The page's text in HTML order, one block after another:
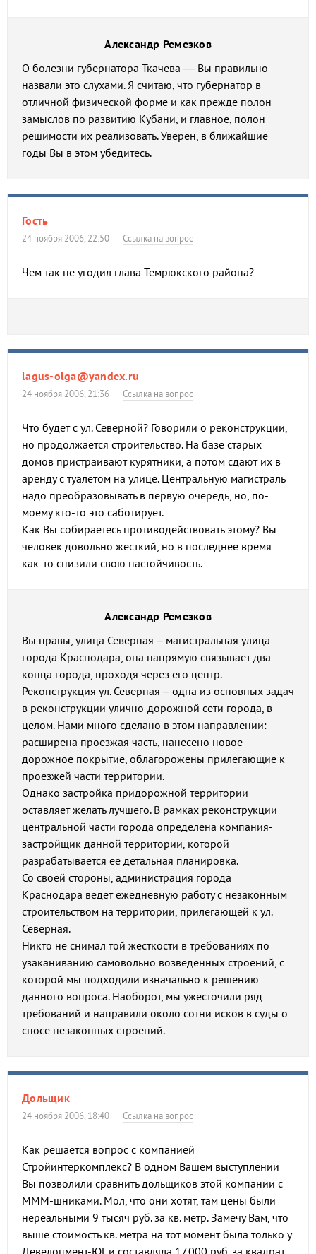
Александр Ремезков
О болезни губернатора Ткачева — Вы правильно
назвали это слухами. Я считаю, что губернатор в
отличной физической форме и как прежде полон
замыслов по развитию Кубани, и главное, полон
решимости их реализовать. Уверен, в ближайшие
годы Вы в этом убедитесь.
Гость
24 ноября 2006, 22:50 Ссылка на вопрос
Чем так не угодил глава Темрюкского района?
lagus-olga@yandex.ru
24 ноября 2006, 21:36 Ссылка на вопрос
Что будет с ул. Северной? Говорили о реконструкции,
но продолжается строительство. На базе старых
домов пристраивают курятники, а потом сдают их в
аренду с туалетом на улице. Центральную магистраль
надо преобразовывать в первую очередь, но, по-
моему кто-то это саботирует.
Как Вы собираетесь противодействовать этому? Вы
человек довольно жесткий, но в последнее время
как-то снизили свою настойчивость.
Александр Ремезков
Вы правы, улица Северная – магистральная улица
города Краснодара, она напрямую связывает два
конца города, проходя через его центр.
Реконструкция ул. Северная – одна из основных задач
в реконструкции улично-дорожной сети города, в
целом. Нами много сделано в этом направлении:
расширена проезжая часть, нанесено новое
дорожное покрытие, облагорожены прилегающие к
проезжей части территории.
Однако застройка придорожной территории
оставляет желать лучшего. В рамках реконструкции
центральной части города определена компания-
застройщик данной территории, которой
разрабатывается ее детальная планировка.
Со своей стороны, администрация города
Краснодара ведет ежедневную работу с незаконным
строительством на территории, прилегающей к ул.
Северная.
Никто не снимал той жесткости в требованиях по
узаканиванию самовольно возведенных строений, с
которой мы подходили изначально к решению
данного вопроса. Наоборот, мы ужесточили ряд
требований и направили около сотни исков в суды о
сносе незаконных строений.
Дольщик
24 ноября 2006, 18:40 Ссылка на вопрос
Как решается вопрос с компанией
Стройинтеркомплекс? В одном Вашем выступлении
Вы позволили сравнить дольщиков этой компании с
МММ-шниками. Мол, что они хотят, там цены были
нереальными 9 тысяч руб. за кв. метр. Замечу Вам, что
выше стоимость кв. метра на тот момент была только у
Девелопмент-ЮГ и составляла 17.000 руб. за квадрат,